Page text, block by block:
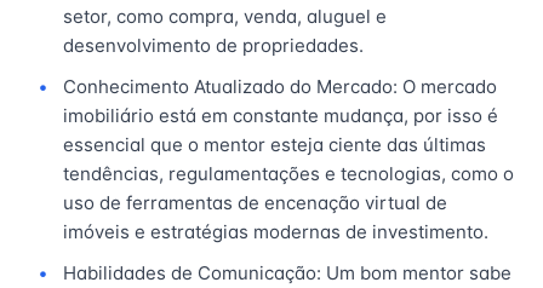
setor, como compra, venda, aluguel e
desenvolvimento de propriedades.
Conhecimento Atualizado do Mercado: O mercado
imobiliário está em constante mudança, por isso é
essencial que o mentor esteja ciente das últimas
tendências, regulamentações e tecnologias, como o
uso de ferramentas de encenação virtual de
imóveis e estratégias modernas de investimento.
Habilidades de Comunicação: Um bom mentor sabe